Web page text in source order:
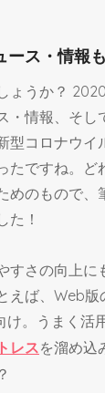
ース・情報
ょうか？
・情報、そし
型コロナウイ
たですね。ど
めのもので、
た！
すさの向上に
えば、Web版
。うまく活
レスを溜め込